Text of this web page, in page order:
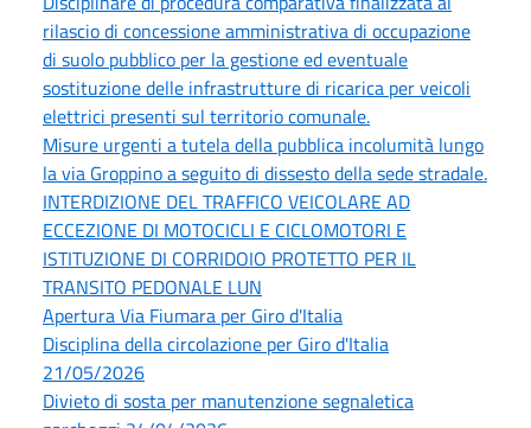
rilascio di concessione amministrativa di occupazione
di suolo pubblico per la gestione ed eventuale
sostituzione delle infrastrutture di ricarica per veicoli
elettrici presenti sul territorio comunale.
Misure urgenti a tutela della pubblica incolumità lungo
la via Groppino a seguito di dissesto della sede stradale.
INTERDIZIONE DEL TRAFFICO VEICOLARE AD
ECCEZIONE DI MOTOCICLI E CICLOMOTORI E
ISTITUZIONE DI CORRIDOIO PROTETTO PER IL
TRANSITO PEDONALE LUN
Apertura Via Fiumara per Giro d'Italia
Disciplina della circolazione per Giro d'Italia
21/05/2026
Divieto di sosta per manutenzione segnaletica